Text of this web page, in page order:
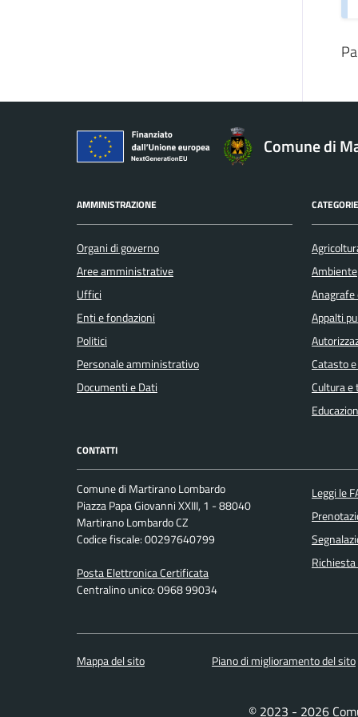
Comune di
AMMINISTRAZIONE
Organi di governo
Aree amministrative
Uffici
Enti e fondazioni
Politici
Personale amministrativo
Documenti e Dati
Ambiente
Appalti
Catasto
Cultura e
CONTATTI
Comune di Martirano Lombardo
Piazza Papa Giovanni XXIII, 1 - 88040
Martirano Lombardo CZ
Codice fiscale: 00297640799
Posta Elettronica Certificata
Centralino unico: 0968 99034
Leggi le
Mappa del sito Piano di miglioramento del sito
© 2023 - 2026